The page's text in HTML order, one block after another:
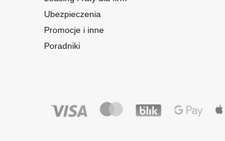
Ubezpieczenia
Promocje i inne
Poradniki